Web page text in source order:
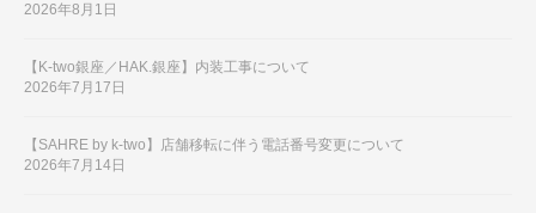
2026年8月1日
【K-two銀座／HAK.銀座】内装工事について
2026年7月17日
【SAHRE by k-two】店舗移転に伴う電話番号変更について
2026年7月14日